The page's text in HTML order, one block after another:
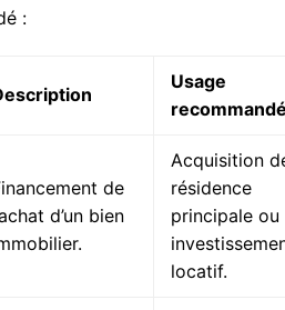
:
Usage
de
d’un bien
Acquisition
résidence
principale ou
locatif.